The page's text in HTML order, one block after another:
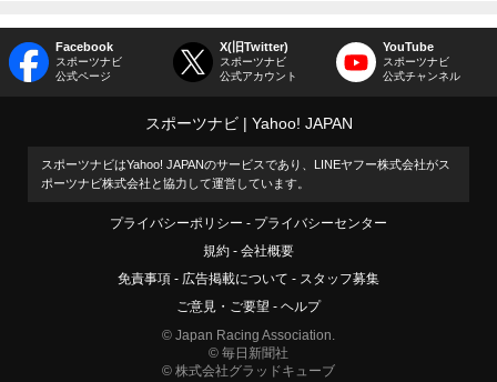
Facebook
スポーツナビ
公式ページ
X(旧Twitter)
スポーツナビ
公式アカウント
YouTube
スポーツナビ
公式チャンネル
スポーツナビ Yahoo! JAPAN
スポーツナビはYahoo! JAPANのサービスであり、LINEヤフー株式会社がス
ポーツナビ株式会社と協力して運営しています。
プライバシーポリシー
プライバシーセンター
規約
会社概要
免責事項
広告掲載について
スタッフ募集
ご意見・ご要望
ヘルプ
© Japan Racing Association.
© 毎日新聞社
© 株式会社グラッドキューブ